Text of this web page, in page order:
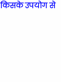
उपयोग से